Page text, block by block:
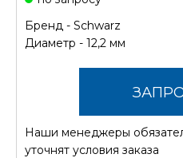
Бренд - Schwarz
Диаметр - 12,2 мм
Наши менеджеры
уточнят условия заказа